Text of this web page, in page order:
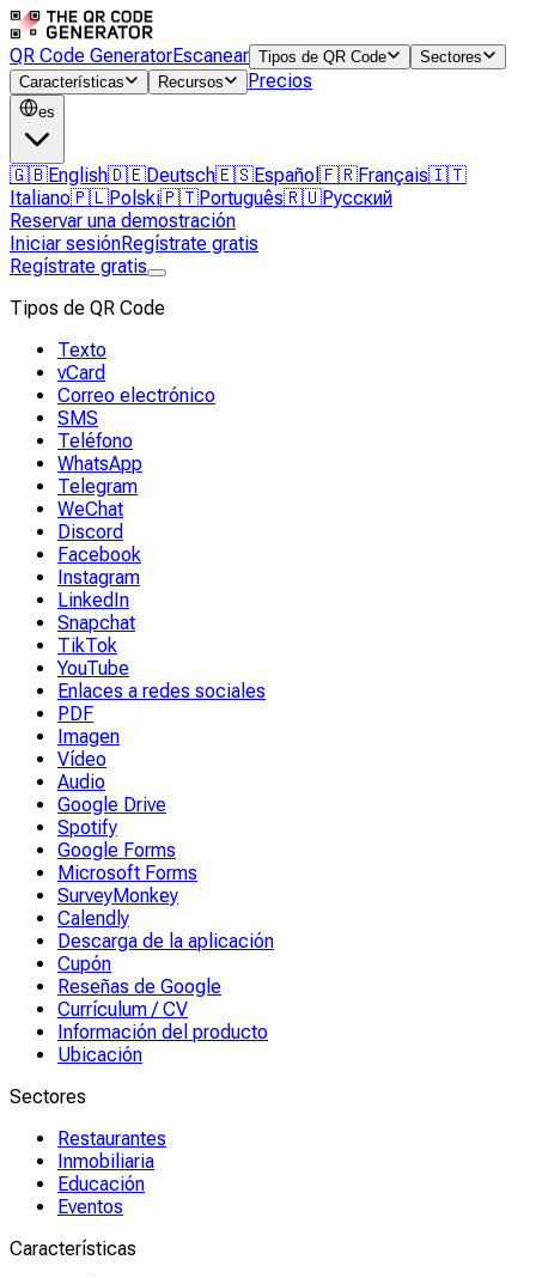
QR Code GeneratorEscanear Tipos de QR Code
Sectores
Características
Recursos Precios
es
🇬🇧English🇩🇪Deutsch🇪🇸Español 🇫🇷Français🇮🇹
Italiano🇵🇱Polski🇵🇹Português🇷🇺Русский
Reservar una demostración
Iniciar sesiónRegístrate gratis
Regístrate gratis
Tipos de QR Code
Texto
vCard
Correo electrónico
SMS
Teléfono
WhatsApp
Telegram
WeChat
Discord
Facebook
Instagram
LinkedIn
Snapchat
TikTok
YouTube
Enlaces a redes sociales
PDF
Imagen
Vídeo
Audio
Google Drive
Spotify
Google Forms
Microsoft Forms
SurveyMonkey
Calendly
Descarga de la aplicación
Cupón
Reseñas de Google
Currículum / CV
Información del producto
Ubicación
Sectores
Restaurantes
Inmobiliaria
Educación
Eventos
Características